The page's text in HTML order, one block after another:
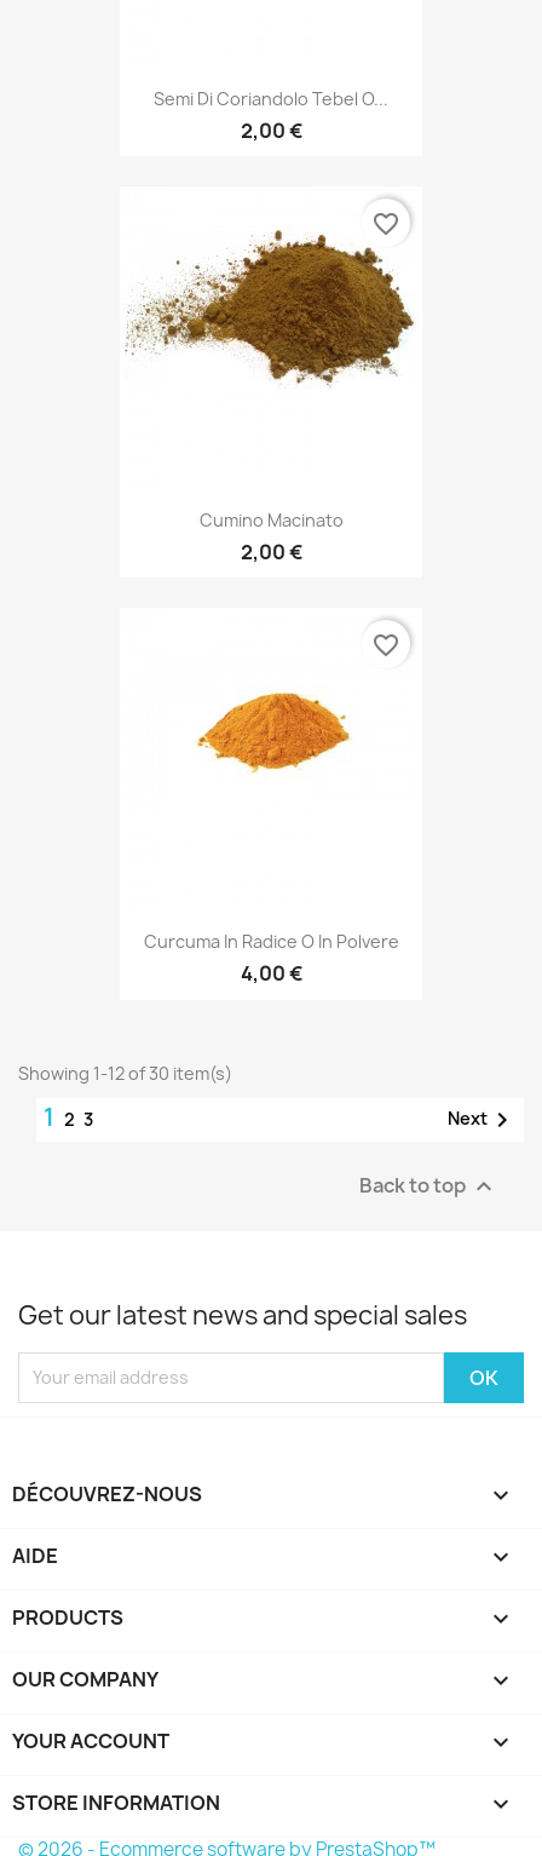
Semi Di Coriandolo Tebel O...
2,00 €
Cumino Macinato
2,00 €
favorite_border
Curcuma In Radice O In Polvere
4,00 €
favorite_border
Showing 1-12 of 30 item(s)
1 2 3 Next 
Back to top 
Get our latest news and special sales
DÉCOUVREZ-NOUS 
AIDE 
PRODUCTS 
OUR COMPANY 
YOUR ACCOUNT 
STORE INFORMATION keyboard_arrow_down
© 2026 - Ecommerce software by PrestaShop™